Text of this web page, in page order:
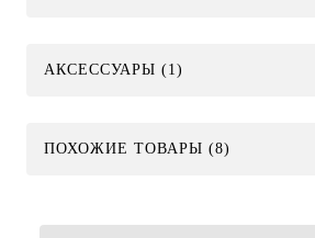
АКСЕССУАРЫ (1)
ПОХОЖИЕ ТОВАРЫ (8)